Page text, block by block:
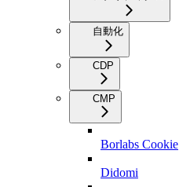
自動化
CDP
CMP
Borlabs Cookie
Didomi